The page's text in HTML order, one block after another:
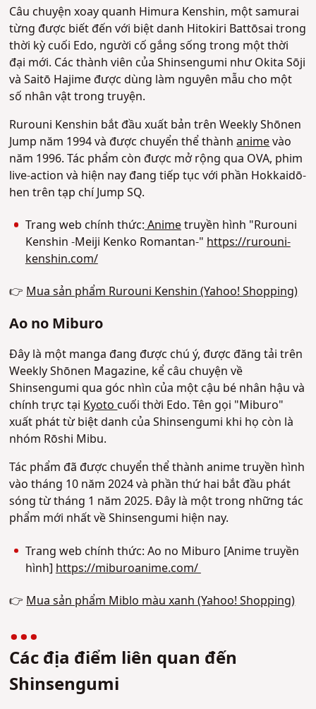
Câu chuyện xoay quanh Himura Kenshin, một samurai
từng được biết đến với biệt danh Hitokiri Battōsai trong
thời kỳ cuối Edo, người cố gắng sống trong một thời
đại mới. Các thành viên của Shinsengumi như Okita Sōji
và Saitō Hajime được dùng làm nguyên mẫu cho một
số nhân vật trong truyện.
Rurouni Kenshin bắt đầu xuất bản trên Weekly Shōnen
Jump năm 1994 và được chuyển thể thànhanimevào
năm 1996. Tác phẩm còn được mở rộng qua OVA, phim
live-action và hiện nay đang tiếp tục với phần Hokkaidō-
hen trên tạp chí Jump SQ.
Trang web chính thức:Animetruyền hình "Rurouni
Kenshin -Meiji Kenko Romantan-"https://rurouni-
kenshin.com/
👉Mua sản phẩm Rurouni Kenshin (Yahoo! Shopping)
Ao no Miburo
Đây là một manga đang được chú ý, được đăng tải trên
Weekly Shōnen Magazine, kể câu chuyện về
Shinsengumi qua góc nhìn của một cậu bé nhân hậu và
chính trực tạiKyotocuối thời Edo. Tên gọi "Miburo"
xuất phát từ biệt danh của Shinsengumi khi họ còn là
nhóm Rōshi Mibu.
Tác phẩm đã được chuyển thể thành anime truyền hình
vào tháng 10 năm 2024 và phần thứ hai bắt đầu phát
sóng từ tháng 1 năm 2025. Đây là một trong những tác
phẩm mới nhất về Shinsengumi hiện nay.
Trang web chính thức: Ao no Miburo [Anime truyền
hình] https://miburoanime.com/
👉Mua sản phẩm Miblo màu xanh (Yahoo! Shopping)
Các địa điểm liên quan đến
Shinsengumi